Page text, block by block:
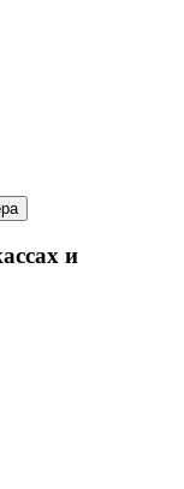
и